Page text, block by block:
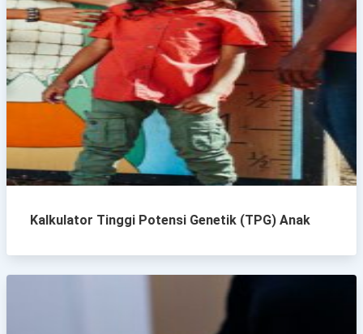
Kalkulator Tinggi Potensi Genetik (TPG) Anak